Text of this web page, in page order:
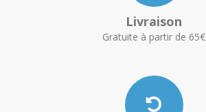
Livraison
Gratuite à partir de 65€